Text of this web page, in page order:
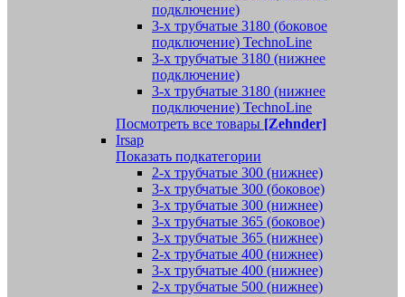
подключение)
3-х трубчатые 3180 (боковое
подключение) TechnoLine
3-х трубчатые 3180 (нижнее
подключение)
3-х трубчатые 3180 (нижнее
подключение) TechnoLine
Посмотреть все товары [Zehnder]
Irsap
Показать подкатегории
2-х трубчатые 300 (нижнее)
3-х трубчатые 300 (боковое)
3-х трубчатые 300 (нижнее)
3-х трубчатые 365 (боковое)
3-х трубчатые 365 (нижнее)
2-х трубчатые 400 (нижнее)
3-х трубчатые 400 (нижнее)
2-х трубчатые 500 (нижнее)